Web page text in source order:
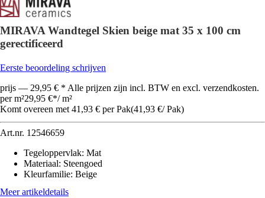
MIRAVA Wandtegel Skien beige mat 35 x 100 cm
gerectificeerd
Eerste beoordeling schrijven
prijs — 29,95 € * Alle prijzen zijn incl. BTW en excl. verzendkosten.
per m²29,95 €*/ m²
Komt overeen met 41,93 € per Pak(41,93 €/ Pak)
Art.nr. 12546659
Tegeloppervlak: Mat
Materiaal: Steengoed
Kleurfamilie: Beige
Meer artikeldetails